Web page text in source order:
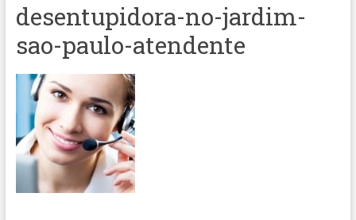
desentupidora-no-jardim-
sao-paulo-atendente